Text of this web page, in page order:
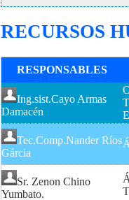
RECURSOS
RESPONSABLES
Ing.sist.Cayo Armas
Damacén
Tec.Comp.Nander Ríos
Gárcia
Sr. Zenon Chino
Yumbato.